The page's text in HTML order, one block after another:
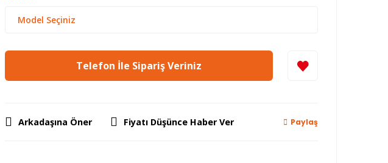
Telefon İle Sipariş Veriniz
Arkadaşına Öner Fiyatı Düşünce Haber Ver Paylaş